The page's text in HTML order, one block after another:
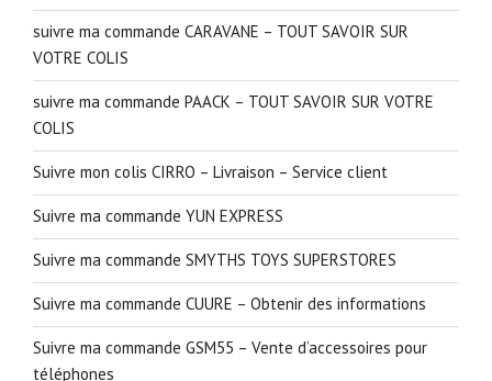
suivre ma commande CARAVANE – TOUT SAVOIR SUR
VOTRE COLIS
suivre ma commande PAACK – TOUT SAVOIR SUR VOTRE
COLIS
Suivre mon colis CIRRO – Livraison – Service client
Suivre ma commande YUN EXPRESS
Suivre ma commande SMYTHS TOYS SUPERSTORES
Suivre ma commande CUURE – Obtenir des informations
Suivre ma commande GSM55 – Vente d’accessoires pour
téléphones